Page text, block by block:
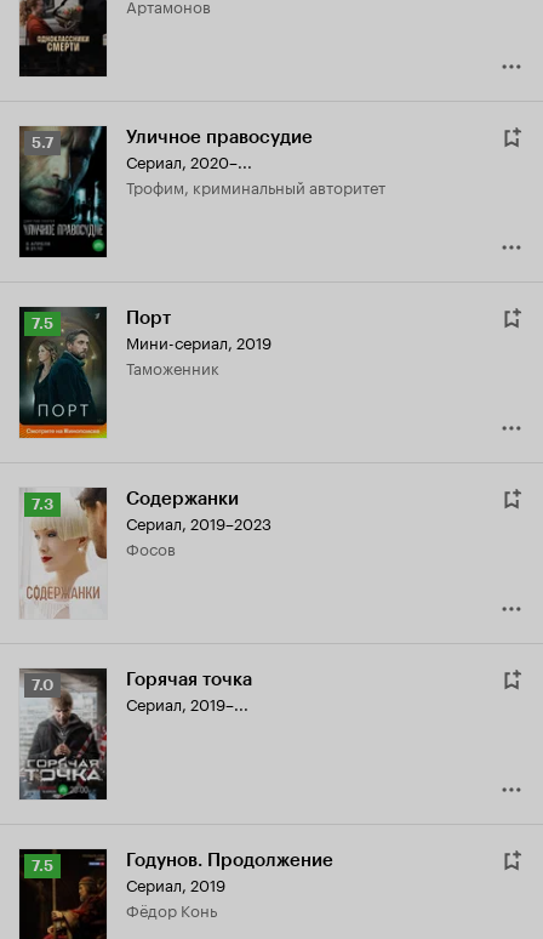
6.8 Артамонов
Рейтинг
Кинопоиска
5.7
5.7 Уличное правосудие
Сериал, 2020–...
Трофим, криминальный авторитет
Рейтинг
Кинопоиска
7.5
7.5 Порт
Мини-сериал, 2019
таможенник
Рейтинг
Кинопоиска
7.3
7.3 Содержанки
Сериал, 2019–2023
Фосов
Рейтинг
Кинопоиска
7.0
7.0 Горячая точка
Сериал, 2019–...
Рейтинг
Кинопоиска
7.5 Годунов. Продолжение
Сериал, 2019
Фёдор Конь